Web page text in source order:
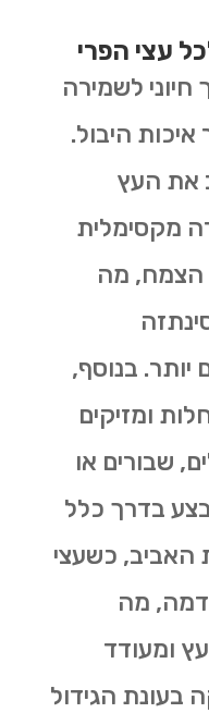
עצי הפרי
חיוני לשמירה
היבול.
את העץ
מקסימלית
הצמח, מה
יותר. בנוסף,
ומזיקים
שבורים או
בדרך כלל
האביב, כשעצי
מה
ומעודד
בעונת הגידול